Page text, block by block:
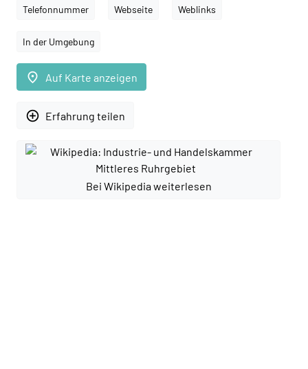
Telefonnummer Webseite Weblinks
In der Umgebung
place Auf Karte anzeigen
add_circle_outline Erfahrung teilen
Bei Wikipedia weiterlesen